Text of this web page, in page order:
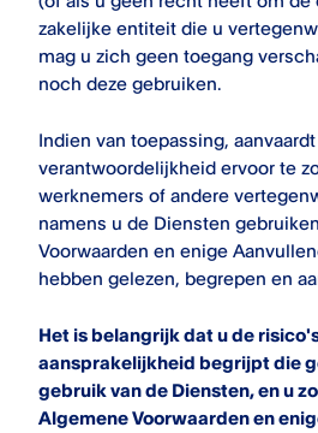
zakelijke entiteit die u
mag u zich geen toegang
noch deze gebruiken.
Indien van toepassing,
verantwoordelijkheid ervoor te
werknemers of andere
namens u de Diensten
Voorwaarden en enige
hebben gelezen, begrepen en
Het is belangrijk dat u de
aansprakelijkheid begrijpt die
gebruik van de Diensten, en u
Algemene Voorwaarden en